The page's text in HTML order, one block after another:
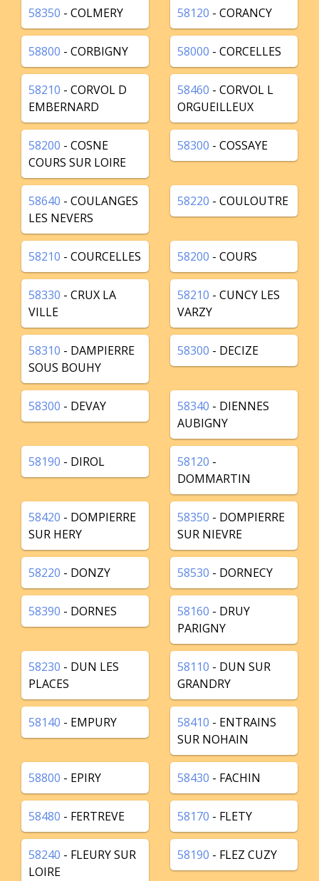
58350 - COLMERY 58120 - CORANCY
58800 - CORBIGNY 58000 - CORCELLES
58210 - CORVOL D
EMBERNARD
58460 - CORVOL L
ORGUEILLEUX
58200 - COSNE
COURS SUR LOIRE
58300 - COSSAYE
58640 - COULANGES
LES NEVERS
58220 - COULOUTRE
58210 - COURCELLES 58200 - COURS
58330 - CRUX LA
VILLE
58210 - CUNCY LES
VARZY
58310 - DAMPIERRE
SOUS BOUHY
58300 - DECIZE
58300 - DEVAY 58340 - DIENNES
AUBIGNY
58190 - DIROL 58120 -
DOMMARTIN
58420 - DOMPIERRE
SUR HERY
58350 - DOMPIERRE
SUR NIEVRE
58220 - DONZY 58530 - DORNECY
58390 - DORNES 58160 - DRUY
PARIGNY
58230 - DUN LES
PLACES
58110 - DUN SUR
GRANDRY
58140 - EMPURY 58410 - ENTRAINS
SUR NOHAIN
58800 - EPIRY 58430 - FACHIN
58480 - FERTREVE 58170 - FLETY
58240 - FLEURY SUR
LOIRE
58190 - FLEZ CUZY